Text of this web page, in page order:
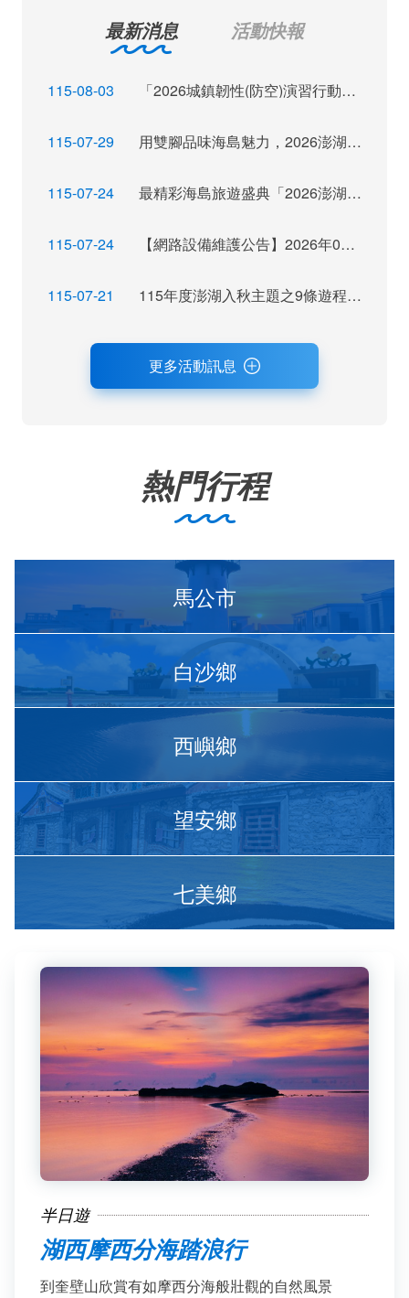
最新消息
115-08-03 「2026城鎮韌性(防空)演習行動網路降速演練」訊息布達
115-07-29 用雙腳品味海島魅力，2026澎湖秋季觀光運動休閒主題活動報名倒數
115-07-24 最精彩海島旅遊盛典「2026澎湖秋瘋季」魅力登場
115-07-24 【網路設備維護公告】2026年07月28日（二）22：00~ 24:00 屆時將暫停網站服務，不便之處，尚祈見諒。
115-07-21 115年度澎湖入秋主題之9條遊程獲選，攜手業者拓展旅遊市場及客源
更多活動訊息
活動快報
熱門行程
馬公市
白沙鄉
西嶼鄉
望安鄉
七美鄉
半日遊
湖西摩西分海踏浪行
到奎壁山欣賞有如摩西分海般壯觀的自然風景